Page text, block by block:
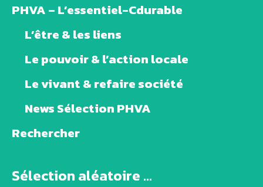
PHVA – L’essentiel-Cdurable
L’être & les liens
Le pouvoir & l’action locale
Le vivant & refaire société
News Sélection PHVA
Rechercher
Sélection aléatoire ...